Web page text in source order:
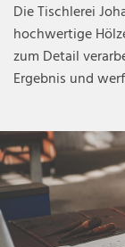
Die Tischlerei
hochwertige
zum Detail
Ergebnis und